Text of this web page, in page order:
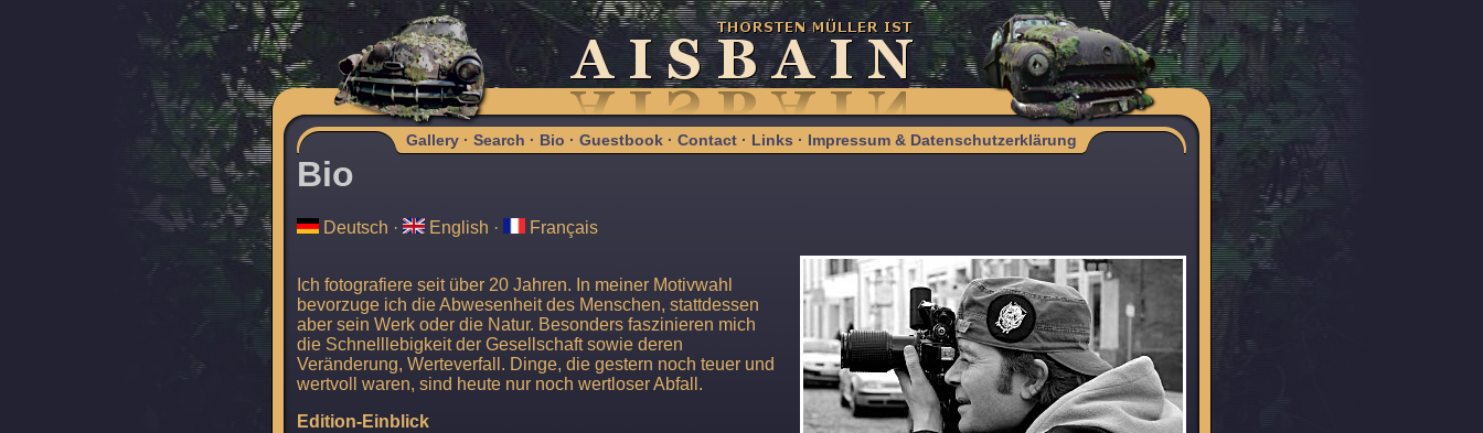
Gallery · Search · Bio · Guestbook · Contact · Links · Impressum & Datenschutzerklärung
Bio
Deutsch · English · Français
Ich fotografiere seit über 20 Jahren. In meiner Motivwahl
bevorzuge ich die Abwesenheit des Menschen, stattdessen
aber sein Werk oder die Natur. Besonders faszinieren mich
die Schnelllebigkeit der Gesellschaft sowie deren
Veränderung, Werteverfall. Dinge, die gestern noch teuer und
wertvoll waren, sind heute nur noch wertloser Abfall.
Edition-Einblick